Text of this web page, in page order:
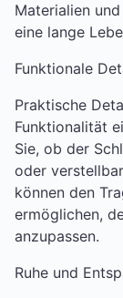
Materialien
eine lange
Funktionale
Praktische
Funktionalität
Sie, ob der
oder
können den
ermöglichen,
anzupassen.
Ruhe und